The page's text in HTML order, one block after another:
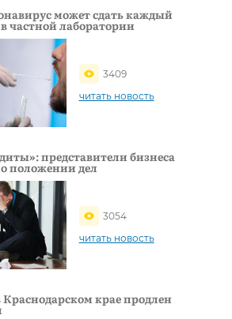
может сдать каждый
лаборатории
3409
читать новость
представители бизнеса
положении дел
3054
читать новость
крае продлен